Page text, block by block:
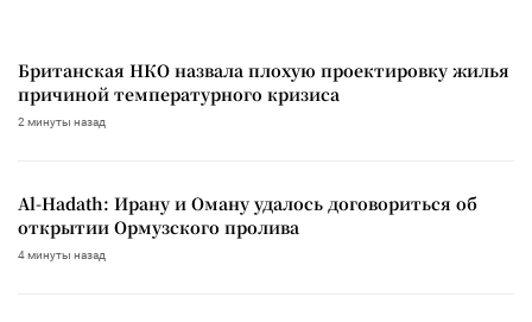
Британская НКО назвала плохую проектировку жилья
причиной температурного кризиса
2 минуты назад
Al-Hadath: Ирану и Оману удалось договориться об
открытии Ормузского пролива
4 минуты назад